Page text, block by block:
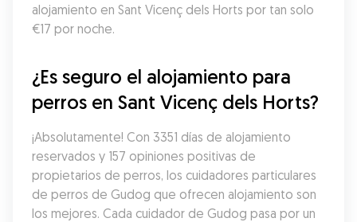
alojamiento en Sant Vicenç dels Horts por tan solo
€17 por noche.
¿Es seguro el alojamiento para
perros en Sant Vicenç dels Horts?
¡Absolutamente! Con 3351 días de alojamiento
reservados y 157 opiniones positivas de
propietarios de perros, los cuidadores particulares
de perros de Gudog que ofrecen alojamiento son
los mejores. Cada cuidador de Gudog pasa por un